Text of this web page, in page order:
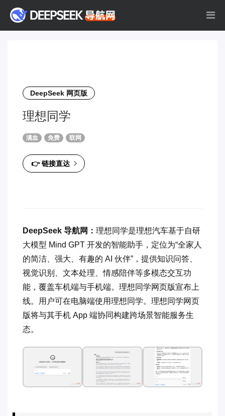
DeepSeek 网页版
理想同学
满血 免费 联网
👉 链接直达
DeepSeek 导航网： 理想同学是理想汽车基于自研
大模型 Mind GPT 开发的智能助手，定位为“全家人
的简洁、强大、有趣的 AI 伙伴”，提供知识问答、
视觉识别、文本处理、情感陪伴等多模态交互功
能，覆盖车机端与手机端。理想同学网页版宣布上
线。用户可在电脑端使用理想同学。理想同学网页
版将与其手机 App 端协同构建跨场景智能服务生
态。